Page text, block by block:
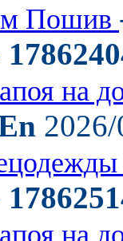
Пошив
на
на